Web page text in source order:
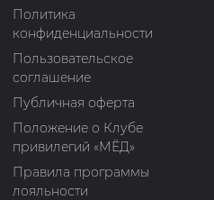
Политика
конфиденциальности
Пользовательское
соглашение
Публичная оферта
Положение о Клубе
привилегий «МЁД»
Правила программы
лояльности